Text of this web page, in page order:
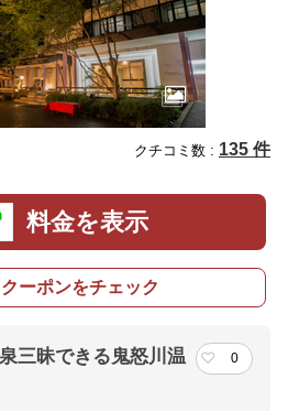
クチコミ数 : 135 件
料金を表示
ーポンをチェック
三昧できる鬼怒川温
0